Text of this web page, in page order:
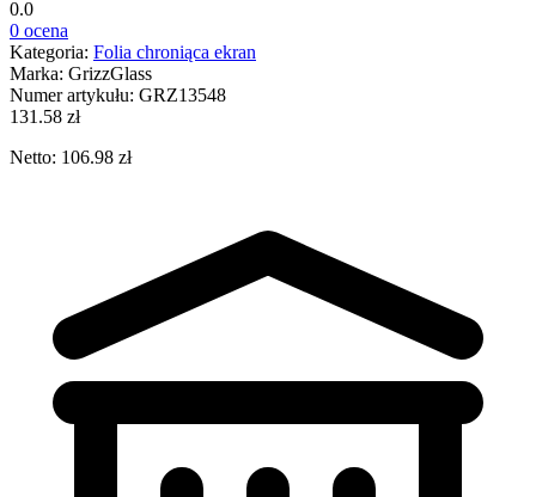
0.0
0 ocena
Kategoria: Folia chroniąca ekran
Marka: GrizzGlass
Numer artykułu: GRZ13548
131.58 zł
Netto: 106.98 zł